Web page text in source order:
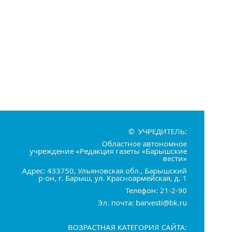
© УЧРЕДИТЕЛЬ:
Областное автономное
учреждение «Редакция газеты «Барышские
вести»
Адрес: 433750, Ульяновская обл., Барышский
р-он, г. Барыш, ул. Красноармейская, д. 1
Телефон: 21-2-90
Эл. почта: barvesti@bk.ru
ВОЗРАСТНАЯ КАТЕГОРИЯ САЙТА: